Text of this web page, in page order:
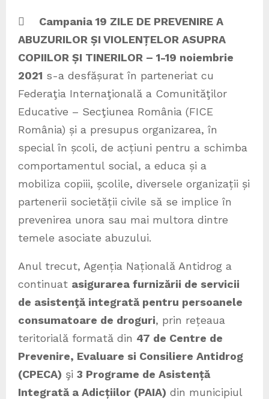
 Campania 19 ZILE DE PREVENIRE A
ABUZURILOR ȘI VIOLENȚELOR ASUPRA
COPIILOR ȘI TINERILOR – 1-19 noiembrie
2021 s-a desfășurat în parteneriat cu
Federaţia Internaţională a Comunităţilor
Educative – Secţiunea România (FICE
România) și a presupus organizarea, în
special în școli, de acțiuni pentru a schimba
comportamentul social, a educa și a
mobiliza copiii, școlile, diversele organizații și
partenerii societății civile să se implice în
prevenirea unora sau mai multora dintre
temele asociate abuzului.
Anul trecut, Agenția Națională Antidrog a
continuat asigurarea furnizării de servicii
de asistenţă integrată pentru persoanele
consumatoare de droguri, prin rețeaua
teritorială formată din 47 de Centre de
Prevenire, Evaluare si Consiliere Antidrog
(CPECA) şi 3 Programe de Asistență
Integrată a Adicțiilor (PAIA) din municipiul